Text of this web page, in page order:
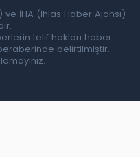
İHA (İhlas Haber Ajansı)
telif hakları haber
belirtilmiştir.